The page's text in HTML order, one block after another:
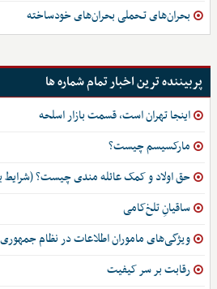
بحران‌های تـحملی بحران‌های خودساخته
پربیننده ترین اخبار تمام شماره ها
اینجا تهران است، قسمت بازار اسلحه
مارکسیسم چیست؟
حق اولاد و کمک عائله مندی چیست؟ (شرایط
ساقیانِ تلخ‌کامی
ویژگی‌های ماموران اطلاعات در نظام
رقابت بر سر کیفیت